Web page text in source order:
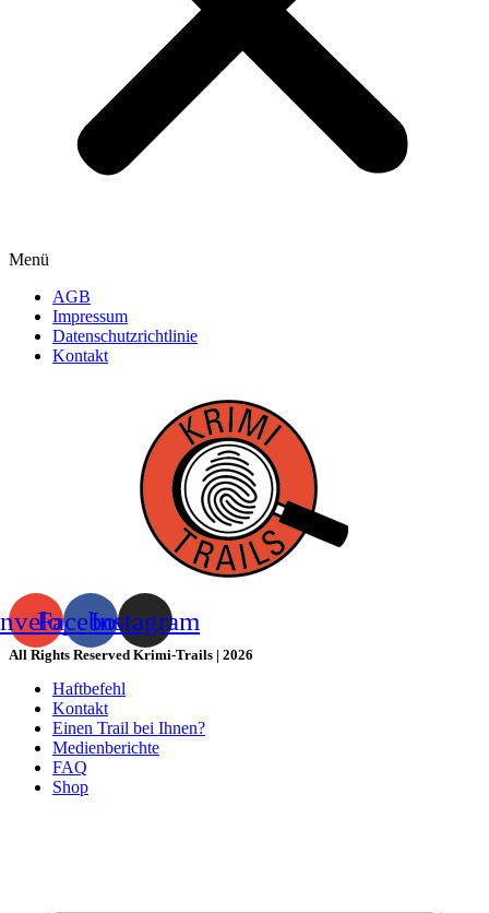
Menü
AGB
Impressum
Datenschutzrichtlinie
Kontakt
FacebookInstagram
All Rights Reserved Krimi-Trails | 2026
Haftbefehl
Kontakt
Einen Trail bei Ihnen?
Medienberichte
FAQ
Shop